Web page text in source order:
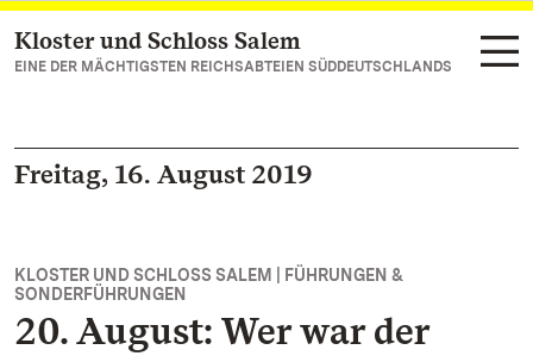
Zum Hauptinhalt springen
Kloster und Schloss Salem
EINE DER MÄCHTIGSTEN REICHSABTEIEN SÜDDEUTSCHLANDS
Freitag, 16. August 2019
KLOSTER UND SCHLOSS SALEM | FÜHRUNGEN &
SONDERFÜHRUNGEN
20. August: Wer war der